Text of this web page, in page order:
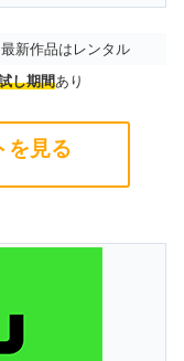
新作品はレンタル
し期間あり
を見る